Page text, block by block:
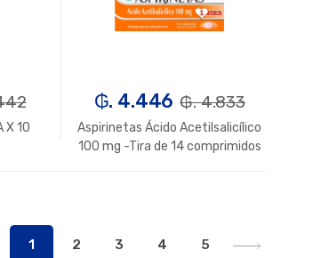
X 10
₲. 4.446 ₲. 4.833
Aspirinetas Ácido Acetilsalicílico
100 mg -Tira de 14 comprimidos
1 2 3 4 5